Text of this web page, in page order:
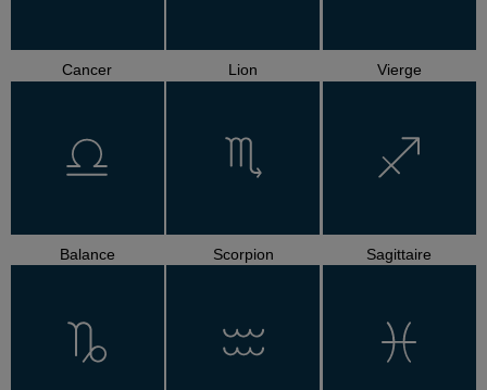
Cancer Lion Vierge
Balance Scorpion Sagittaire